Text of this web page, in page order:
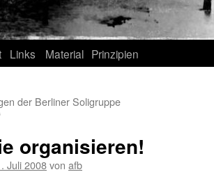
Links Material Prinzipien
der Berliner Soligruppe
organisieren!
Juli 2008von afb